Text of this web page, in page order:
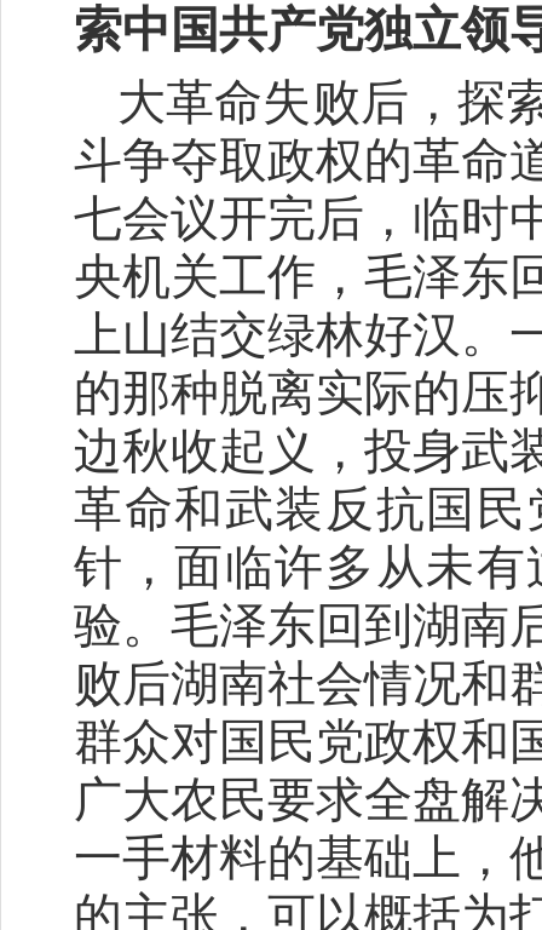
索中国共产党独立领
大革命失败后，探
斗争夺取政权的革命
七会议开完后，临时
央机关工作，毛泽东
上山结交绿林好汉。
的那种脱离实际的压
边秋收起义，投身武
革命和武装反抗国
针，面临许多从未
验。毛泽东回到湖南
败后湖南社会情况和
群众对国民党政权和
广大农民要求全盘解
一手材料的基础上，
的主张，可以概括为